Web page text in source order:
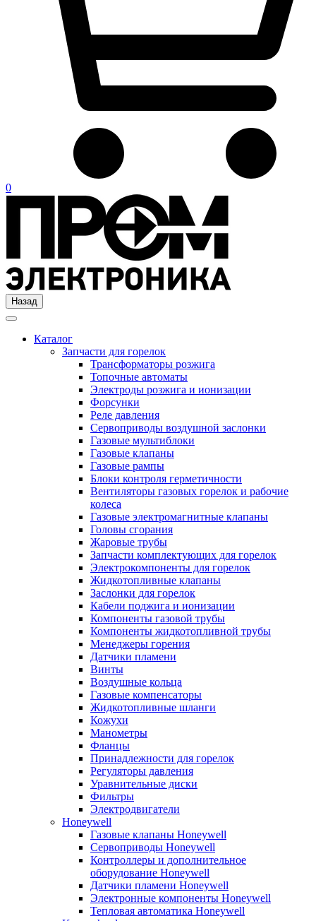
0
Назад
Каталог
Запчасти для горелок
Трансформаторы розжига
Топочные автоматы
Электроды розжига и ионизации
Форсунки
Реле давления
Сервоприводы воздушной заслонки
Газовые мультиблоки
Газовые клапаны
Газовые рампы
Блоки контроля герметичности
Вентиляторы газовых горелок и рабочие
колеса
Газовые электромагнитные клапаны
Головы сгорания
Жаровые трубы
Запчасти комплектующих для горелок
Электрокомпоненты для горелок
Жидкотопливные клапаны
Заслонки для горелок
Кабели поджига и ионизации
Компоненты газовой трубы
Компоненты жидкотопливной трубы
Менеджеры горения
Датчики пламени
Винты
Воздушные кольца
Газовые компенсаторы
Жидкотопливные шланги
Кожухи
Манометры
Фланцы
Принадлежности для горелок
Регуляторы давления
Уравнительные диски
Фильтры
Электродвигатели
Honeywell
Газовые клапаны Honeywell
Сервоприводы Honeywell
Контроллеры и дополнительное
оборудование Honeywell
Датчики пламени Honeywell
Электронные компоненты Honeywell
Тепловая автоматика Honeywell